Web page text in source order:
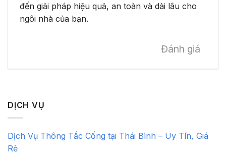
đến giải pháp hiệu quả, an toàn và dài lâu cho
ngôi nhà của bạn.
Đánh giá
DỊCH VỤ
Dịch Vụ Thông Tắc Cống tại Thái Bình – Uy Tín, Giá
Rẻ